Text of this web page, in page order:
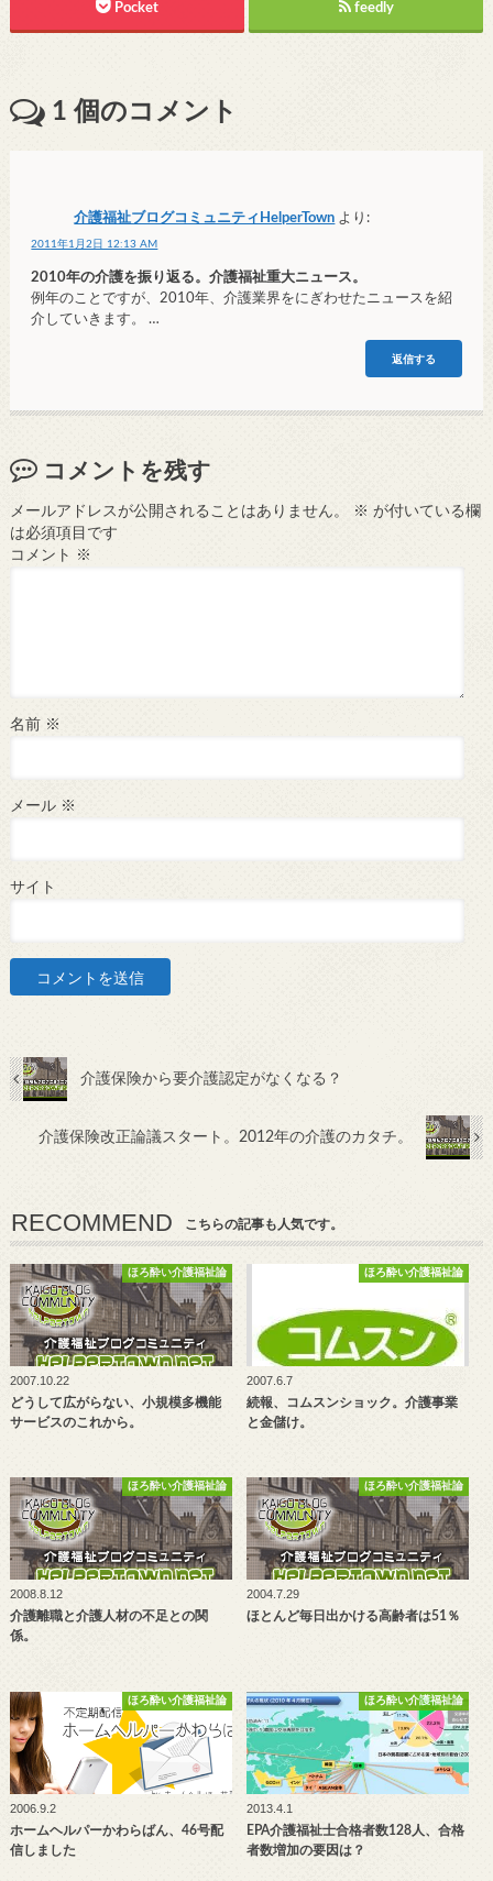
Pocket feedly
1 個のコメント
介護福祉ブログコミュニティHelperTown より:
2011年1月2日 12:13 AM
2010年の介護を振り返る。介護福祉重大ニュース。
例年のことですが、2010年、介護業界をにぎわせたニュースを紹
介していきます。 …
返信する
コメントを残す
メールアドレスが公開されることはありません。 ※ が付いている欄
は必須項目です
コメント
※
名前 ※
メール ※
サイト
介護保険から要介護認定がなくなる？
介護保険改正論議スタート。2012年の介護のカタチ。
RECOMMEND こちらの記事も人気です。
ほろ酔い介護福祉論
2007.10.22
どうして広がらない、小規模多機能
サービスのこれから。
ほろ酔い介護福祉論
2007.6.7
続報、コムスンショック。介護事業
と金儲け。
ほろ酔い介護福祉論
2008.8.12
介護離職と介護人材の不足との関
係。
ほろ酔い介護福祉論
2004.7.29
ほとんど毎日出かける高齢者は51％
ほろ酔い介護福祉論
2006.9.2
ホームヘルパーかわらばん、46号配
信しました
ほろ酔い介護福祉論
2013.4.1
EPA介護福祉士合格者数128人、合格
者数増加の要因は？